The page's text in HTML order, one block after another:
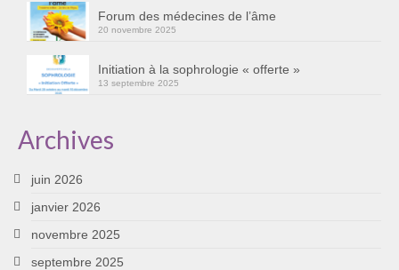
Témoignages B
Forum des médecines de l’âme
20 novembre 2025
Initiation à la sophrologie « offerte »
13 septembre 2025
Archives
juin 2026
janvier 2026
novembre 2025
septembre 2025